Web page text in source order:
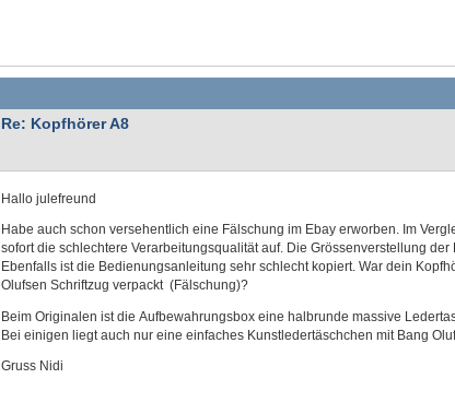
Re: Kopfhörer A8
Hallo julefreund
Habe auch schon versehentlich eine Fälschung im Ebay erworben. Im
sofort die schlechtere Verarbeitungsqualität auf. Die Grössenverstellung
Ebenfalls ist die Bedienungsanleitung sehr schlecht kopiert. War dein
Olufsen Schriftzug verpackt (Fälschung)?
Beim Originalen ist die Aufbewahrungsbox eine halbrunde massive
Bei einigen liegt auch nur eine einfaches Kunstledertäschchen mit Bang
Gruss Nidi